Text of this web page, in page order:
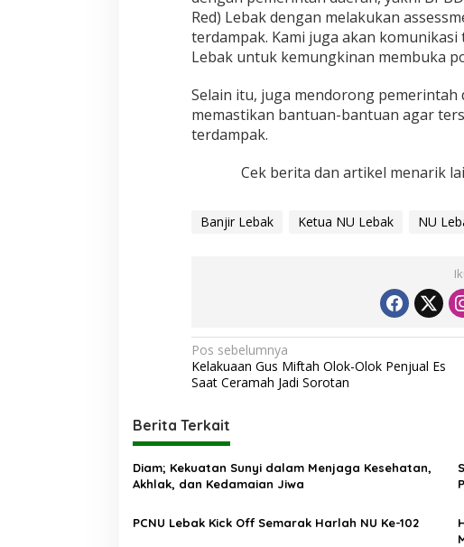
Red) Lebak dengan melakukan
terdampak. Kami juga akan
Lebak untuk kemungkinan membuka
Selain itu, juga mendorong
memastikan bantuan-bantuan agar
terdampak.
Cek berita dan artikel menarik
Banjir Lebak Ketua NU Lebak NU
N
a
i
g
a
i
Pos sebelumnya
Kelakuaan Gus Miftah Olok-Olok Penjual Es
Saat Ceramah Jadi Sorotan
Berita Terkait
Diam; Kekuatan Sunyi dalam Menjaga Kesehatan,
Akhlak, dan Kedamaian Jiwa
PCNU Lebak Kick Off Semarak Harlah NU Ke-102